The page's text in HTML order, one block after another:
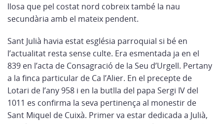
llosa que pel costat nord cobreix també la nau
secundària amb el mateix pendent.
Sant Julià havia estat església parroquial si bé en
l’actualitat resta sense culte. Era esmentada ja en el
839 en l’acta de Consagració de la Seu d’Urgell. Pertany
a la finca particular de Ca l’Alier. En el precepte de
Lotari de l’any 958 i en la butlla del papa Sergi IV del
1011 es confirma la seva pertinença al monestir de
Sant Miquel de Cuixà. Primer va estar dedicada a Julià,